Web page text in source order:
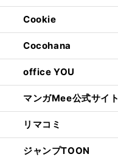
Cookie
Cocohana
office YOU
マンガMee公式サイト
リマコミ
ジャンプTOON